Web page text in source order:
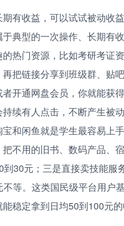
有收益，可以试试被动收
典型的一次操作、长期有
热门资源，比如考研考证
把链接分享到班级群、贴
开通网盘会员，你就能获
续有人点击，不断产生被
和闲鱼就是学生最容易上
不用的旧书、数码产品、
30元；三是直接卖技能服
等。这类国民级平台用户
稳定拿到日均50到100元